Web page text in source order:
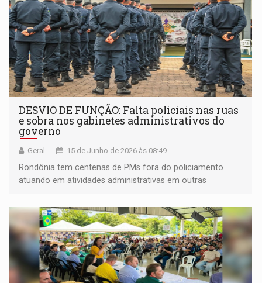
DESVIO DE FUNÇÃO: Falta policiais nas ruas
e sobra nos gabinetes administrativos do
governo
Geral 15 de Junho de 2026 às 08:49
Rondônia tem centenas de PMs fora do policiamento
atuando em atividades administrativas em outras